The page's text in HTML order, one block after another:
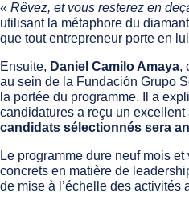
« Rêvez, et vous resterez en
utilisant la métaphore du
que tout entrepreneur porte en
Ensuite, Daniel Camilo Amaya,
au sein de la Fundación Grupo
la portée du programme. Il a
candidatures a reçu un excellent
candidats sélectionnés sera
Le programme dure neuf mois
concrets en matière de
de mise à l’échelle des activités